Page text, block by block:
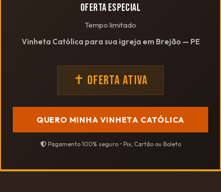
OFERTA ESPECIAL
Tempo limitado
Vinheta Católica para sua igreja em Brejão — PE
✝ OFERTA ATIVA
QUERO MINHA VINHETA CATÓLICA
Pagamento 100% seguro • Pix, Cartão ou Boleto